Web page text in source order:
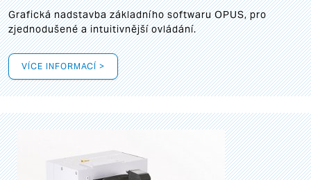
Grafickánadstavba základního softwaru OPUS, pro
zjednodušené a intuitivnější ovládání.
VÍCE INFORMACÍ >